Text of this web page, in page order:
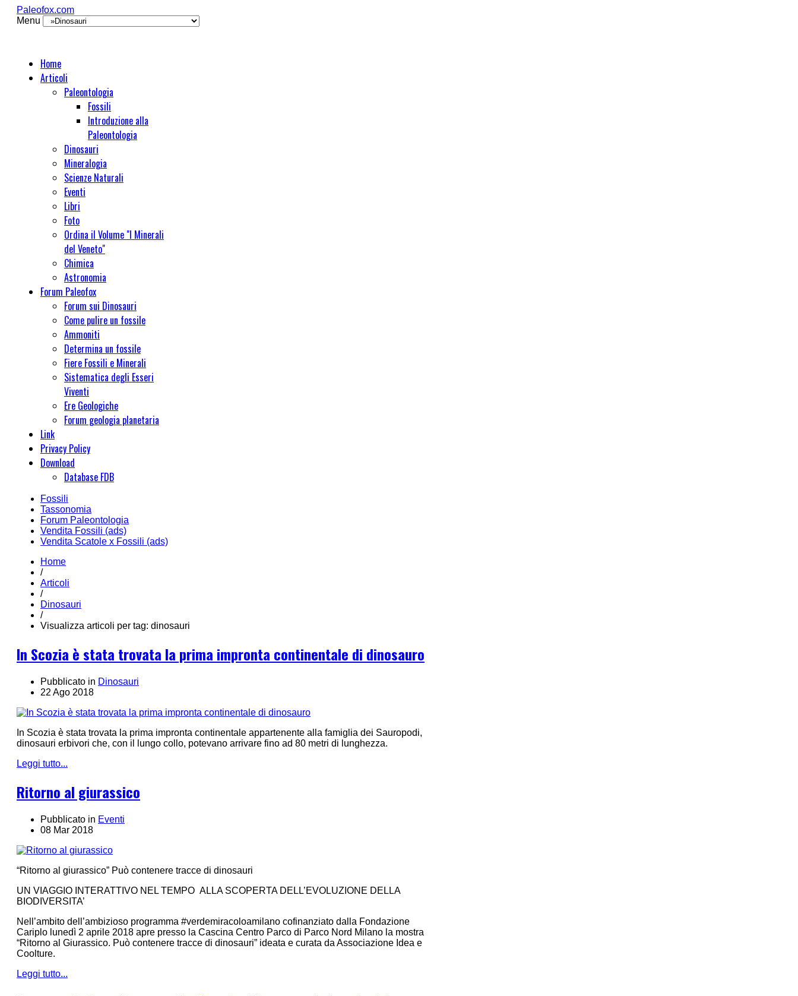
Paleofox.com
Menu
Home
Articoli
Paleontologia
Fossili
Introduzione alla
Paleontologia
Dinosauri
Mineralogia
Scienze Naturali
Eventi
Libri
Foto
Ordina il Volume "I Minerali
del Veneto"
Chimica
Astronomia
Forum Paleofox
Forum sui Dinosauri
Come pulire un fossile
Ammoniti
Determina un fossile
Fiere Fossili e Minerali
Sistematica degli Esseri
Viventi
Ere Geologiche
Forum geologia planetaria
Link
Privacy Policy
Download
Database FDB
Fossili
Tassonomia
Forum Paleontologia
Vendita Fossili (ads)
Vendita Scatole x Fossili (ads)
Home
/
Articoli
/
Dinosauri
/
Visualizza articoli per tag: dinosauri
In Scozia è stata trovata la prima impronta continentale di dinosauro
Pubblicato in Dinosauri
22 Ago 2018
In Scozia è stata trovata la prima impronta continentale appartenente alla famiglia dei Sauropodi,
dinosauri erbivori che, con il lungo collo, potevano arrivare fino ad 80 metri di lunghezza.
Leggi tutto...
Ritorno al giurassico
Pubblicato in Eventi
08 Mar 2018
“Ritorno al giurassico” Può contenere tracce di dinosauri
UN VIAGGIO INTERATTIVO NEL TEMPO ALLA SCOPERTA DELL’EVOLUZIONE DELLA
BIODIVERSITA’
Nell’ambito dell’ambizioso programma #verdemiracoloamilano cofinanziato dalla Fondazione
Cariplo lunedì 2 aprile 2018 apre presso la Cascina Centro Parco di Parco Nord Milano la mostra
“Ritorno al Giurassico. Può contenere tracce di dinosauri” ideata e curata da Associazione Idea e
Coolture.
Leggi tutto...